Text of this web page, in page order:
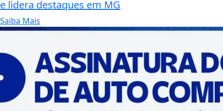
e lidera destaques em MG
Saiba Mais